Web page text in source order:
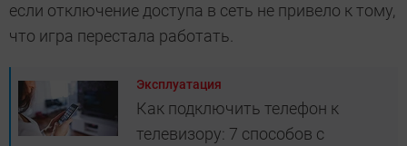
если отключение доступа в сеть не привело к тому,
что игра перестала работать.
Эксплуатация
Как подключить телефон к
телевизору: 7 способов с